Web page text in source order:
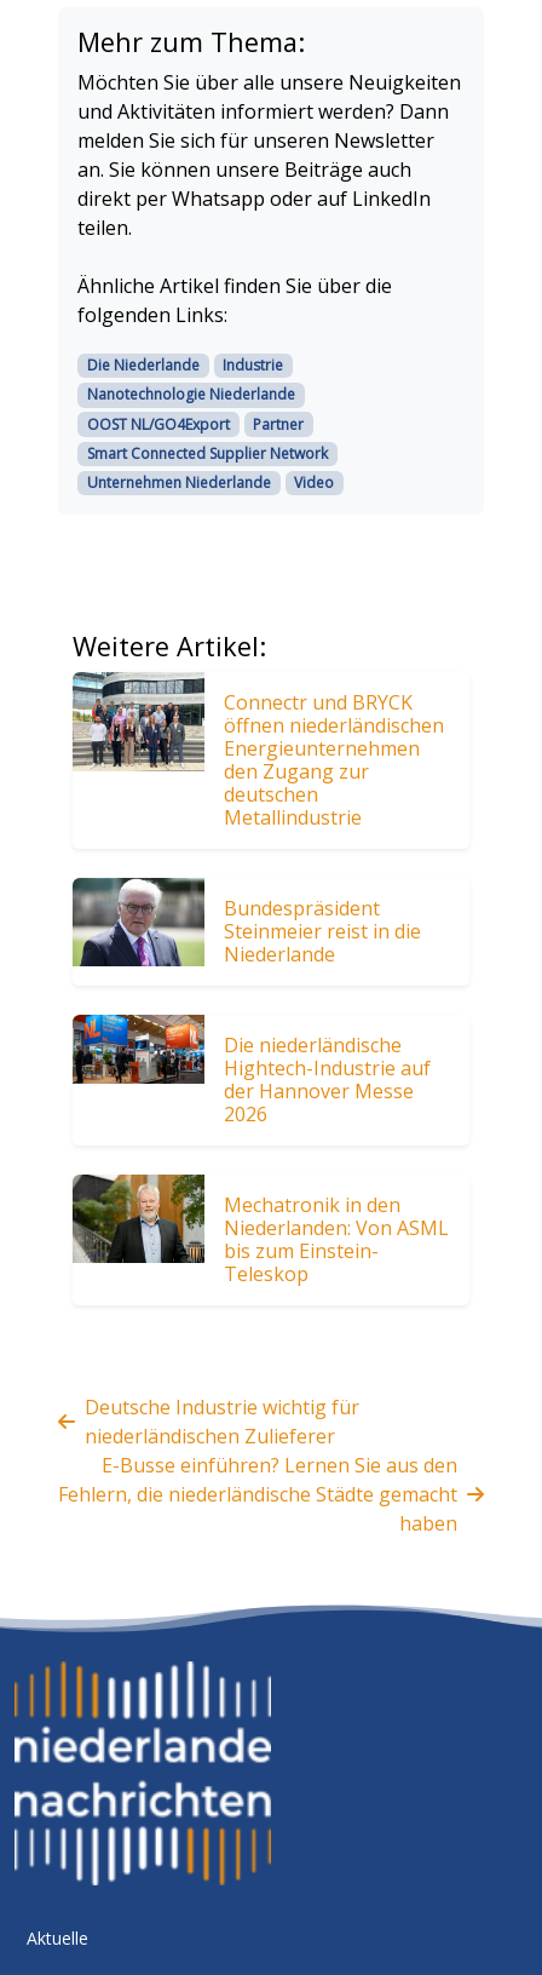
Mehr zum Thema:
Möchten Sie über alle unsere Neuigkeiten
und Aktivitäten informiert werden? Dann
melden Sie sich für unseren Newsletter
an. Sie können unsere Beiträge auch
direkt per Whatsapp oder auf LinkedIn
teilen.
Ähnliche Artikel finden Sie über die
folgenden Links:
Die Niederlande
Industrie
Nanotechnologie Niederlande
OOST NL/GO4Export
Partner
Smart Connected Supplier Network
Unternehmen Niederlande
Video
Weitere Artikel:
Connectr und BRYCK
öffnen niederländischen
Energieunternehmen
den Zugang zur
deutschen
Metallindustrie
Bundespräsident
Steinmeier reist in die
Niederlande
Die niederländische
Hightech-Industrie auf
der Hannover Messe
2026
Mechatronik in den
Niederlanden: Von ASML
bis zum Einstein-
Teleskop
Deutsche Industrie wichtig für
niederländischen Zulieferer
E-Busse einführen? Lernen Sie aus den
Fehlern, die niederländische Städte gemacht
haben
Aktuelle